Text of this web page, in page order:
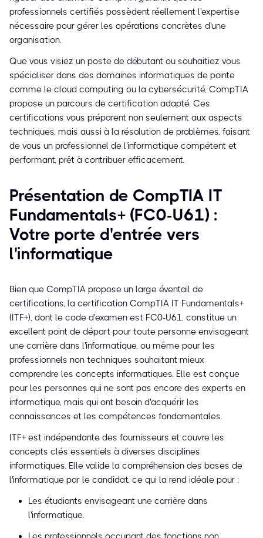
professionnels certifiés possèdent réellement l'expertise
nécessaire pour gérer les opérations concrètes d'une
organisation.
Que vous visiez un poste de débutant ou souhaitiez vous
spécialiser dans des domaines informatiques de pointe
comme le cloud computing ou la cybersécurité, CompTIA
propose un parcours de certification adapté. Ces
certifications vous préparent non seulement aux aspects
techniques, mais aussi à la résolution de problèmes, faisant
de vous un professionnel de l'informatique compétent et
performant, prêt à contribuer efficacement.
Présentation de CompTIA IT
Fundamentals+ (FC0-U61) :
Votre porte d'entrée vers
l'informatique
Bien que CompTIA propose un large éventail de
certifications, la certification CompTIA IT Fundamentals+
(ITF+), dont le code d'examen est FC0-U61, constitue un
excellent point de départ pour toute personne envisageant
une carrière dans l'informatique, ou même pour les
professionnels non techniques souhaitant mieux
comprendre les concepts informatiques. Elle est conçue
pour les personnes qui ne sont pas encore des experts en
informatique, mais qui ont besoin d'acquérir les
connaissances et les compétences fondamentales.
ITF+ est indépendante des fournisseurs et couvre les
concepts clés essentiels à diverses disciplines
informatiques. Elle valide la compréhension des bases de
l'informatique par le candidat, ce qui la rend idéale pour :
Les étudiants envisageant une carrière dans
l'informatique.